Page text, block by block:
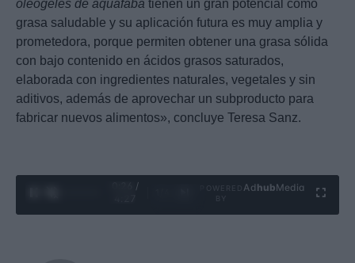
oleogeles de aquafaba tienen un gran potencial como
grasa saludable y su aplicación futura es muy amplia y
prometedora, porque permiten obtener una grasa sólida
con bajo contenido en ácidos grasos saturados,
elaborada con ingredientes naturales, vegetales y sin
aditivos, además de aprovechar un subproducto para
fabricar nuevos alimentos», concluye Teresa Sanz.
0:27 /
Ad hubMedia